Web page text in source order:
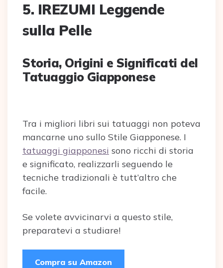
5. IREZUMI Leggende
sulla Pelle
Storia, Origini e Significati del
Tatuaggio Giapponese
Tra i migliori libri sui tatuaggi non poteva
mancarne uno sullo Stile Giapponese. I
tatuaggi giapponesi sono ricchi di storia
e significato, realizzarli seguendo le
tecniche tradizionali è tutt’altro che
facile.
Se volete avvicinarvi a questo stile,
preparatevi a studiare!
Compra su Amazon